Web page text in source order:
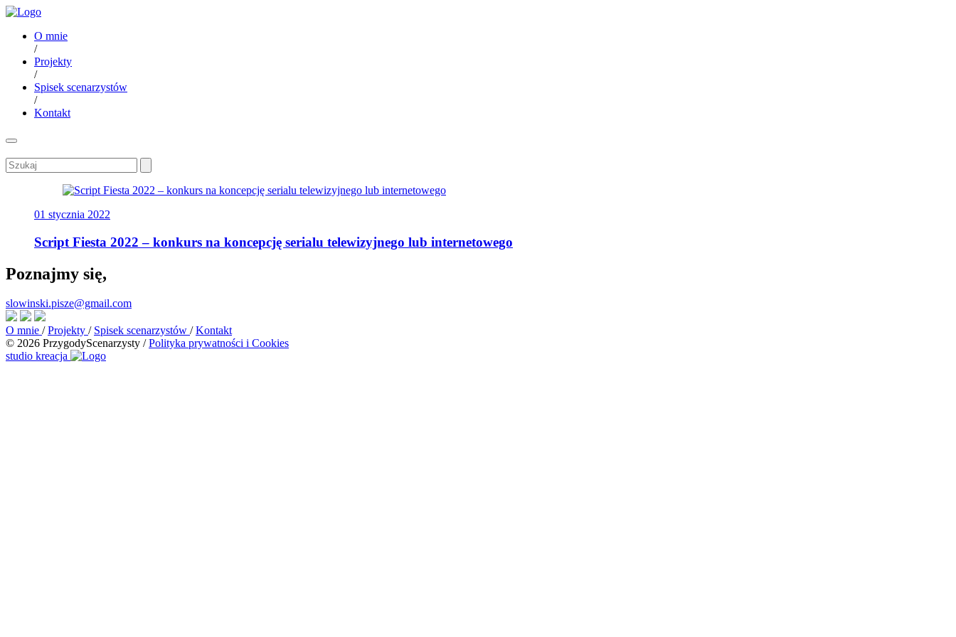
O mnie
/
Projekty
/
Spisek scenarzystów
/
Kontakt
01 stycznia 2022
Script Fiesta 2022 – konkurs na koncepcję serialu telewizyjnego lub internetowego
Poznajmy się,
slowinski.pisze@gmail.com
O mnie / Projekty / Spisek scenarzystów / Kontakt
© 2026 PrzygodyScenarzysty / Polityka prywatności i Cookies
studio kreacja